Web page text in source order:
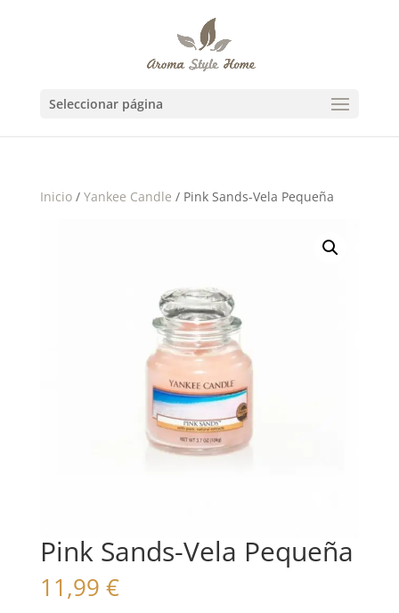
Seleccionar página
Inicio/ Yankee Candle / Pink Sands-Vela Pequeña
Pink Sands-Vela Pequeña
11,99 €